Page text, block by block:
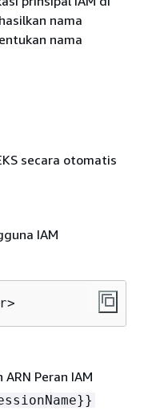
nama
nama
secara otomatis
IAM
Peran IAM